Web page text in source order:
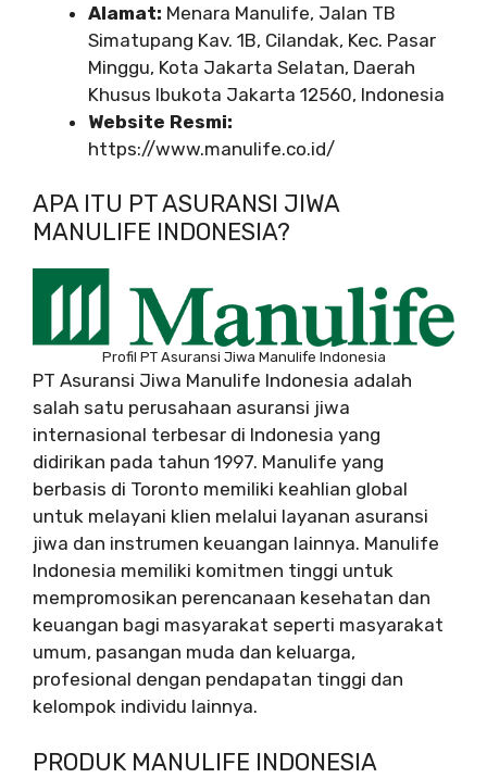
Alamat: Menara Manulife, Jalan TB
Simatupang Kav. 1B, Cilandak, Kec. Pasar
Minggu, Kota Jakarta Selatan, Daerah
Khusus Ibukota Jakarta 12560, Indonesia
Website Resmi:
https://www.manulife.co.id/
APA ITU PT ASURANSI JIWA
MANULIFE INDONESIA?
Profil PT Asuransi Jiwa Manulife Indonesia
PT Asuransi Jiwa Manulife Indonesia adalah
salah satu perusahaan asuransi jiwa
internasional terbesar di Indonesia yang
didirikan pada tahun 1997. Manulife yang
berbasis di Toronto memiliki keahlian global
untuk melayani klien melalui layanan asuransi
jiwa dan instrumen keuangan lainnya. Manulife
Indonesia memiliki komitmen tinggi untuk
mempromosikan perencanaan kesehatan dan
keuangan bagi masyarakat seperti masyarakat
umum, pasangan muda dan keluarga,
profesional dengan pendapatan tinggi dan
kelompok individu lainnya.
PRODUK MANULIFE INDONESIA